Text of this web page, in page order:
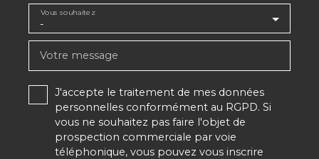
-
Vous souhaitez
Votre message
J'accepte le traitement de mes données
personnelles conformément au RGPD. Si
vous ne souhaitez pas faire l'objet de
prospection commerciale par voie
téléphonique, vous pouvez vous inscrire